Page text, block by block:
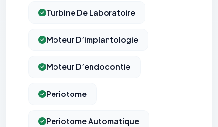
Turbine De Laboratoire
Moteur D’implantologie
Moteur D’endodontie
Periotome
Periotome Automatique